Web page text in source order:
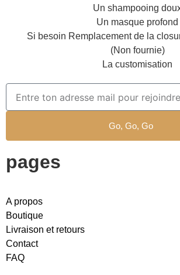
Un shampooing
Un masque profond
Si besoin Remplacement de la
(Non fournie)
La customisation
Go, Go, Go
pages
A propos
Boutique
Livraison et retours
Contact
FAQ